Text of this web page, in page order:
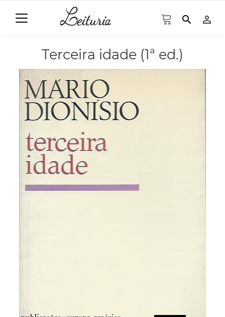
search person_outline
Terceira idade (1ª ed.)